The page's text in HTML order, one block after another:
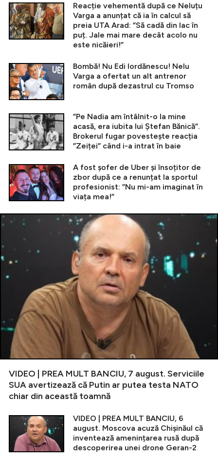
Reacție vehementă după ce Neluțu
Varga a anunțat că ia în calcul să
preia UTA Arad: ”Să cadă din lac în
puț. Jale mai mare decât acolo nu
este nicăieri!”
Bombă! Nu Edi Iordănescu! Nelu
Varga a ofertat un alt antrenor
român după dezastrul cu Tromso
”Pe Nadia am întâlnit-o la mine
acasă, era iubita lui Ștefan Bănică”.
Brokerul fugar povestește reacția
”Zeiței” când i-a intrat în baie
A fost șofer de Uber și însoțitor de
zbor după ce a renunțat la sportul
profesionist: ”Nu mi-am imaginat în
viața mea!”
VIDEO | PREA MULT BANCIU, 7 august. Serviciile
SUA avertizează că Putin ar putea testa NATO
chiar din această toamnă
VIDEO | PREA MULT BANCIU, 6
august. Moscova acuză Chișinăul că
inventează amenințarea rusă după
descoperirea unei drone Geran-2